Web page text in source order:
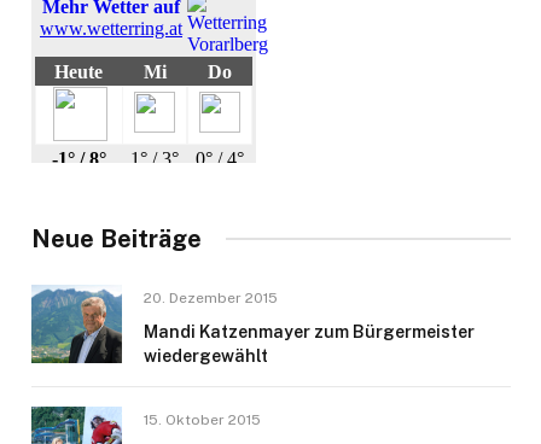
Neue Beiträge
20. Dezember 2015
Mandi Katzenmayer zum Bürgermeister
wiedergewählt
15. Oktober 2015